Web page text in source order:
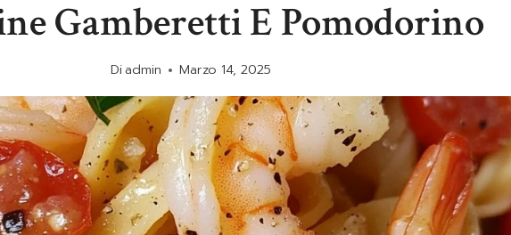
Gamberetti E Pomodorino
Diadmin Marzo 14, 2025